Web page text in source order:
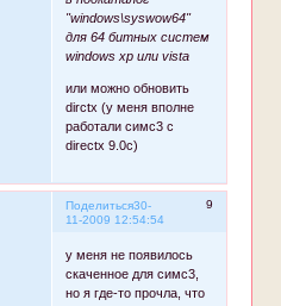
"windows\syswow64"
для 64 битных систем
windows xp или vista
или можно обновить
dirctx (у меня вполне
работали симс3 с
directx 9.0c)
Поделиться 9
30-
11-2009 12:54:54
у меня не появилось
скаченное для симс3,
но я где-то прочла, что